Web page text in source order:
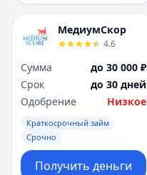
МедиумСкор
4.6
Сумма
до 30 000 ₽
Срок
до 30 дней
Одобрение
Низкое
Краткосрочный займ
Срочно
Получить деньги